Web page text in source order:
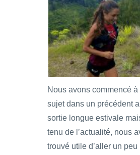
Nous avons commencé
sujet dans un précédent
sortie longue estivale
tenu de l’actualité, nous
trouvé utile d’aller un